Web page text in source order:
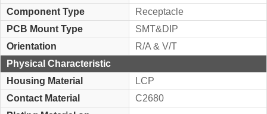
Component Type
Receptacle
PCB Mount Type
SMT&DIP
Orientation
R/A & V/T
Physical Characteristic
Housing Material
LCP
Contact Material
C2680